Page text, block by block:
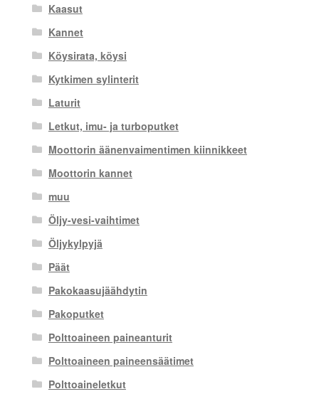
Kaasut
Kannet
Köysirata, köysi
Kytkimen sylinterit
Laturit
Letkut, imu- ja turboputket
Moottorin äänenvaimentimen kiinnikkeet
Moottorin kannet
muu
Öljy-vesi-vaihtimet
Öljykylpyjä
Päät
Pakokaasujäähdytin
Pakoputket
Polttoaineen paineanturit
Polttoaineen paineensäätimet
Polttoaineletkut